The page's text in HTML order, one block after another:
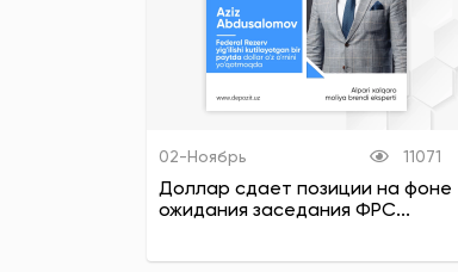
02-Ноябрь 11071
Доллар сдает позиции на фоне
ожидания заседания ФРС...